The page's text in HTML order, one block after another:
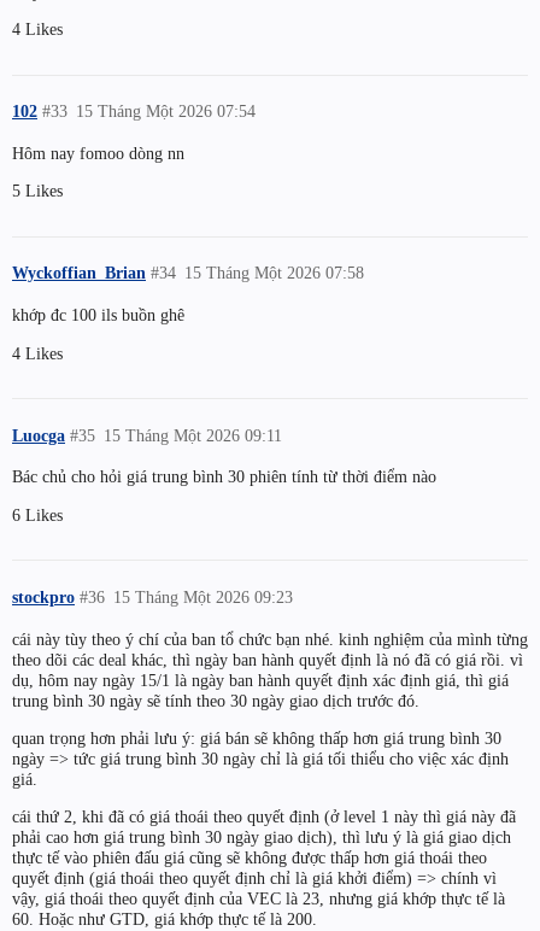
4 Likes
102 15 Tháng Một 2026 07:54
#33
Hôm nay fomoo dòng nn
5 Likes
Wyckoffian_Brian 15 Tháng Một 2026 07:58
#34
khớp đc 100 ils buồn ghê
4 Likes
Luocga 15 Tháng Một 2026 09:11
#35
Bác chủ cho hỏi giá trung bình 30 phiên tính từ thời điểm nào
6 Likes
stockpro 15 Tháng Một 2026 09:23
#36
cái này tùy theo ý chí của ban tổ chức bạn nhé. kinh nghiệm của mình từng
theo dõi các deal khác, thì ngày ban hành quyết định là nó đã có giá rồi. vì
dụ, hôm nay ngày 15/1 là ngày ban hành quyết định xác định giá, thì giá
trung bình 30 ngày sẽ tính theo 30 ngày giao dịch trước đó.
quan trọng hơn phải lưu ý: giá bán sẽ không thấp hơn giá trung bình 30
ngày => tức giá trung bình 30 ngày chỉ là giá tối thiểu cho việc xác định
giá.
cái thứ 2, khi đã có giá thoái theo quyết định (ở level 1 này thì giá này đã
phải cao hơn giá trung bình 30 ngày giao dịch), thì lưu ý là giá giao dịch
thực tế vào phiên đấu giá cũng sẽ không được thấp hơn giá thoái theo
quyết định (giá thoái theo quyết định chỉ là giá khởi điểm) => chính vì
vậy, giá thoái theo quyết định của VEC là 23, nhưng giá khớp thực tế là
60. Hoặc như GTD, giá khớp thực tế là 200.